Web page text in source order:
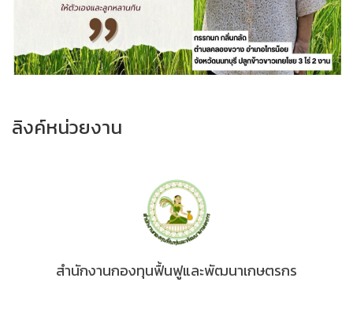
ลิงค์หน่วยงาน
สำนักงานกองทุนฟื้นฟูและพัฒนาเกษตรกร